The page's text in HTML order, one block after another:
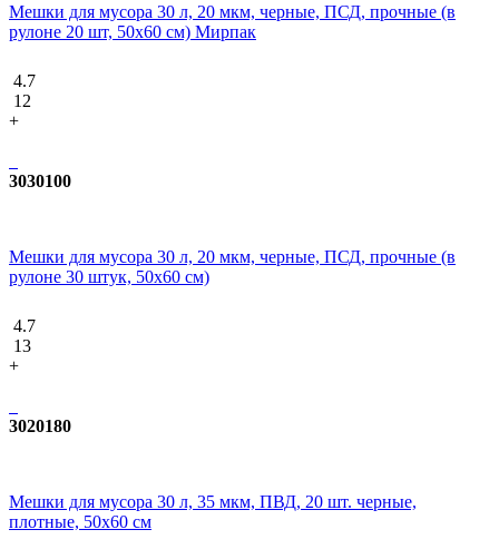
Мешки для мусора 30 л, 20 мкм, черные, ПСД, прочные (в
рулоне 20 шт, 50х60 см) Мирпак
4.7
12
+
3030100
Мешки для мусора 30 л, 20 мкм, черные, ПСД, прочные (в
рулоне 30 штук, 50х60 см)
4.7
13
+
3020180
Мешки для мусора 30 л, 35 мкм, ПВД, 20 шт. черные,
плотные, 50x60 см